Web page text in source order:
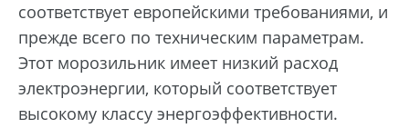
соответствует европейскими требованиями, и
прежде всего по техническим параметрам.
Этот морозильник имеет низкий расход
электроэнергии, который соответствует
высокому классу энергоэффективности.